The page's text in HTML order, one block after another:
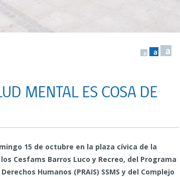
a a a
MENTAL ES COSA DE
15 de octubre en la plaza cívica de la
Cesfams Barros Luco y Recreo, del Programa
Humanos (PRAIS) SSMS y del Complejo